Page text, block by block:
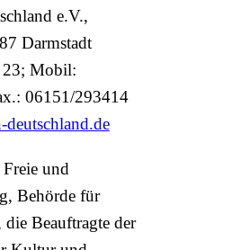
e.V.,
Darmstadt
23; Mobil:
06151/293414
und
Behörde für
Beauftragte der